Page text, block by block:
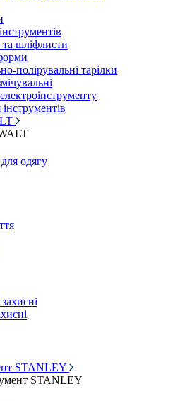
шліфлисти
полірувальні тарілки
одягу
STANLEY
STANLEY